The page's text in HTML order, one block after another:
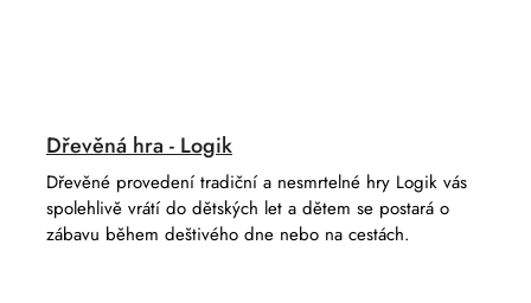
Dřevěná hra - Logik
Dřevěné provedení tradiční a nesmrtelné hry Logik vás
spolehlivě vrátí do dětských let a dětem se postará o
zábavu během deštivého dne nebo na cestách.